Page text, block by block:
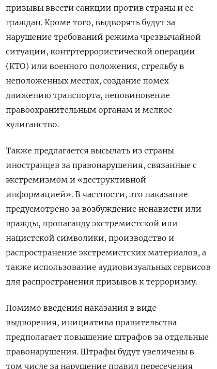
призывы ввести санкции против страны и ее
граждан. Кроме того, выдворять будут за
нарушение требований режима чрезвычайной
ситуации, контртеррористической операции
(КТО) или военного положения, стрельбу в
неположенных местах, создание помех
движению транспорта, неповиновение
правоохранительным органам и мелкое
хулиганство.
Также предлагается высылать из страны
иностранцев за правонарушения, связанные с
экстремизмом и «деструктивной
информацией». В частности, это наказание
предусмотрено за возбуждение ненависти или
вражды, пропаганду экстремистской или
нацистской символики, производство и
распространение экстремистских материалов, а
также использование аудиовизуальных сервисов
для распространения призывов к терроризму.
Помимо введения наказания в виде
выдворения, инициатива правительства
предполагает повышение штрафов за отдельные
правонарушения. Штрафы будут увеличены в
том числе за нарушение правил пересечения